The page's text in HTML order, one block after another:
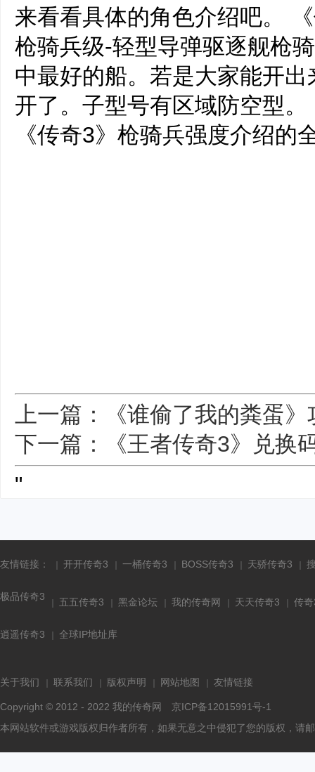
来看看具体的角色介绍吧。
枪骑兵级-轻型导弹驱逐舰枪
中最好的船。若是大家能开
开了。子型号有区域防空型
《传奇3》枪骑兵强度介绍的
上一篇：《谁偷了我的粪蛋》
下一篇：《王者传奇3》兑换
"
友情链接： 开开传奇3 一桶传奇3 BOSS传奇3 天骄传奇3
极品传奇3 五五传奇3 黑金论坛 我的传奇网 天天传奇3 传
逍遥传奇3 全球IP地址库
关于我们 联系我们 版权声明 网站地图 友情链接
Copyright © 2012 - 2022 我的传奇网
京ICP备12015991号-1
本网站软件或游戏版权归作者所有，如果无意之中侵犯了您的版权，请